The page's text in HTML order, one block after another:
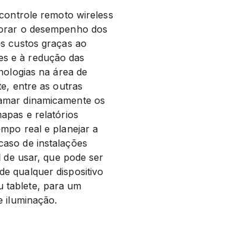
remoto wireless
o desempenho dos
custos graças ao
e à redução das
na área de
entre as outras
dinamicamente os
e relatórios
real e planejar a
de instalações
usar, que pode ser
qualquer dispositivo
tablete, para um
iluminação.